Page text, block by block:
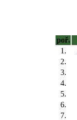
poř.
1.
2.
3.
4.
5.
6.
7.